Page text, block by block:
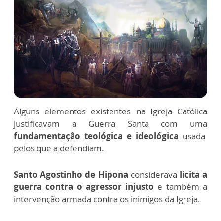
Alguns elementos existentes na Igreja Católica
justificavam a Guerra Santa com uma
fundamentação teológica e ideológica usada
pelos que a defendiam.
Santo Agostinho de Hipona considerava lícita a
guerra contra o agressor injusto e também a
intervenção armada contra os inimigos da Igreja.